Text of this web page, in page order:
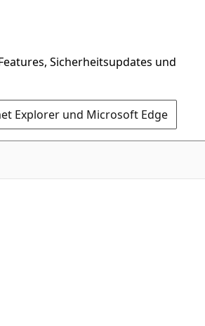
Sicherheitsupdates und
Explorer und Microsoft Edge